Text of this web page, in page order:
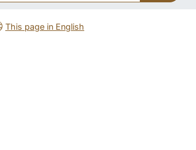
This page in English